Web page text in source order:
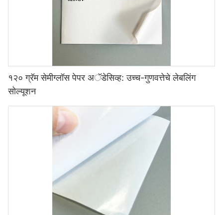
१२० ग्रॅम सेमीग्लॉस पेपर अॅडेसिव्ह: उच्च-गुणवत्तेचे लेबलिंग
सोल्यूशन